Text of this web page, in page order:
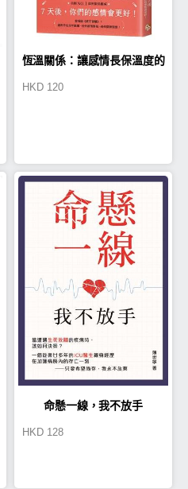
恆溫關係：讓感情長保溫度的
HKD 120
命懸一線，我不放手
HKD 128